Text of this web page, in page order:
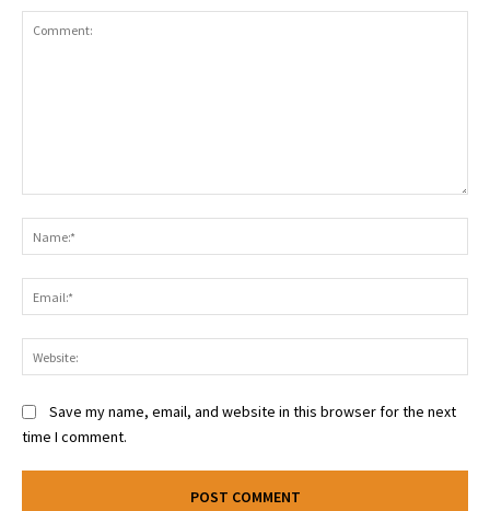
Save my name, email, and website in this browser for the next
time I comment.